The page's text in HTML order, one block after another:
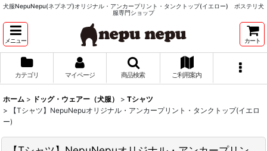
犬服NepuNepu(ネプネプ)オリジナル・アンカープリント・タンクトップ(イエロー) ボステリ犬
服専門ショップ
メニュー カート
カテゴリ マイページ 商品検索 ご利用案内
ホーム > ドッグ・ウェアー（犬服） > Tシャツ
>
【Tシャツ】NepuNepuオリジナル・アンカープリント・タンクトップ(イエロ
ー)